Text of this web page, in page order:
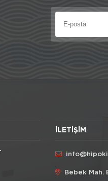
İLETIŞIM
Bebek Mah.